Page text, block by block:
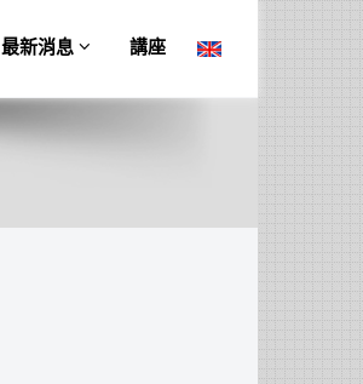
最新消息 講座